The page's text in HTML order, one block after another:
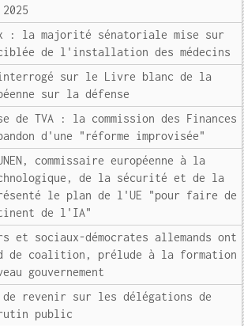
: la majorité sénatoriale mise sur
de l'installation des médecins
sur le Livre blanc de la
sur la défense
de TVA : la commission des Finances
d'une "réforme improvisée"
commissaire européenne à la
de la sécurité et de la
le plan de l'UE "pour faire de
de l'IA"
et sociaux-démocrates allemands ont
de coalition, prélude à la formation
gouvernement
de revenir sur les délégations de
public